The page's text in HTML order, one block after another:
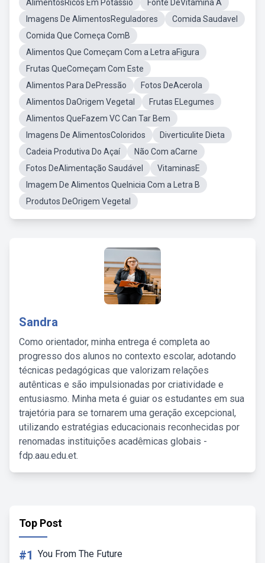
AlimentosRicos Em Potassio
Fonte DeVitamina A
Imagens De AlimentosReguladores
Comida Saudavel
Comida Que Começa ComB
Alimentos Que Começam Com a Letra aFigura
Frutas QueComeçam Com Este
Alimentos Para DePressão
Fotos DeAcerola
Alimentos DaOrigem Vegetal
Frutas ELegumes
Alimentos QueFazem VC Can Tar Bem
Imagens De AlimentosColoridos
Diverticulite Dieta
Cadeia Produtiva Do Açaí
Não Com aCarne
Fotos DeAlimentação Saudável
VitaminasE
Imagem De Alimentos QueInicia Com a Letra B
Produtos DeOrigem Vegetal
Sandra
Como orientador, minha entrega é completa ao
progresso dos alunos no contexto escolar, adotando
técnicas pedagógicas que valorizam relações
autênticas e são impulsionadas por criatividade e
entusiasmo. Minha meta é guiar os estudantes em sua
trajetória para se tornarem uma geração excepcional,
utilizando estratégias educacionais reconhecidas por
renomadas instituições acadêmicas globais -
fdp.aau.edu.et.
Top Post
#1 You From The Future